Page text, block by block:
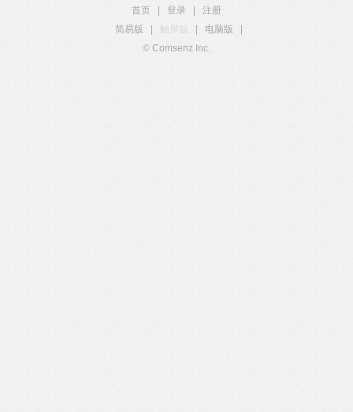
首页 登录
注册
简易版
触屏版 电脑版
© Comsenz Inc.